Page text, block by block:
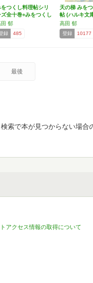
をつくし料理帖シリ
ズ全十巻+みをつくし
…
田 郁
録 485
天の梯 みを
帖 (ハルキ文
高田 郁
登録 10177
最後
索で本が見つからない場合
アクセス情報の取得について